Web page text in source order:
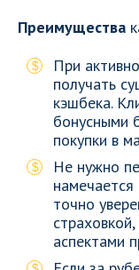
Преимущества
При
получать
кэшбека.
бонусными
покупки в
Не нужно
точно
аспектами